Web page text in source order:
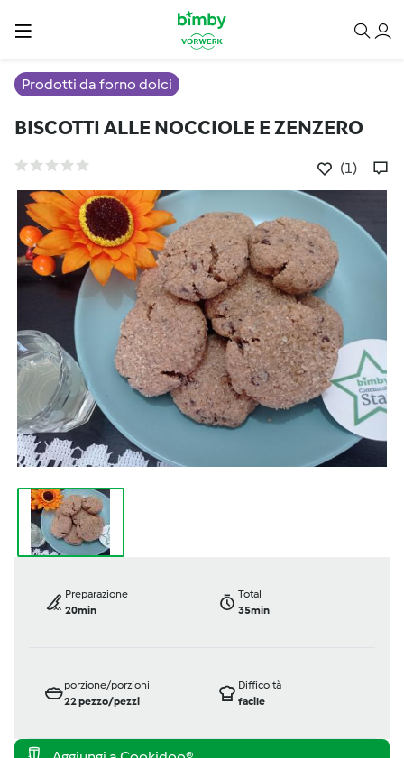
Prodotti da forno dolci
BISCOTTI ALLE NOCCIOLE E ZENZERO
(1)
Preparazione
20min
Total
35min
porzione/porzioni
22pezzo/pezzi
Difficoltà
facile